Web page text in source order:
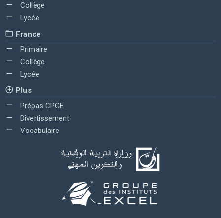
Collège
Lycée
France
Primaire
Collège
Lycée
Plus
Prépas CPGE
Divertissement
Vocabulaire